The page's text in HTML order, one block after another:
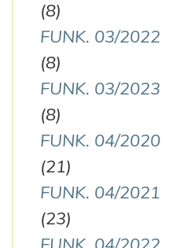
(8)
FUNK. 03/2022
(8)
FUNK. 03/2023
(8)
FUNK. 04/2020
(21)
FUNK. 04/2021
(23)